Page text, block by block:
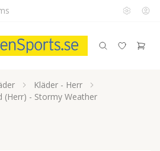
Kläder - Herr
(Herr) - Stormy Weather